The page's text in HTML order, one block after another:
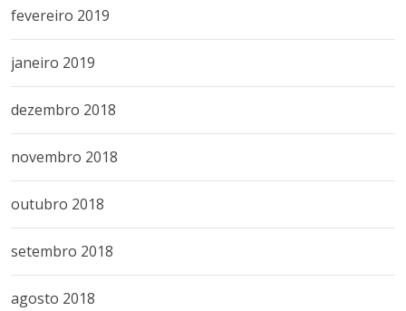
fevereiro 2019
janeiro 2019
dezembro 2018
novembro 2018
outubro 2018
setembro 2018
agosto 2018